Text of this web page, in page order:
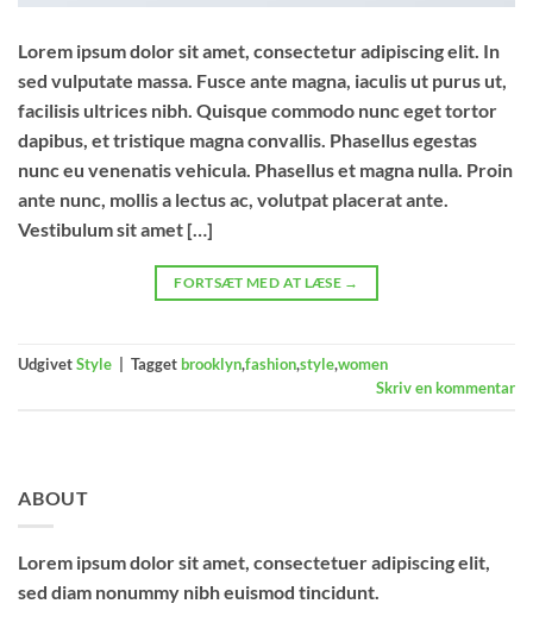
Lorem ipsum dolor sit amet, consectetur adipiscing elit. In
sed vulputate massa. Fusce ante magna, iaculis ut purus ut,
facilisis ultrices nibh. Quisque commodo nunc eget tortor
dapibus, et tristique magna convallis. Phasellus egestas
nunc eu venenatis vehicula. Phasellus et magna nulla. Proin
ante nunc, mollis a lectus ac, volutpat placerat ante.
Vestibulum sit amet […]
FORTSÆT MED AT LÆSE →
UdgivetStyle Taggetbrooklyn,fashion,style,women
Skriv en kommentar
ABOUT
Lorem ipsum dolor sit amet, consectetuer adipiscing elit,
sed diam nonummy nibh euismod tincidunt.